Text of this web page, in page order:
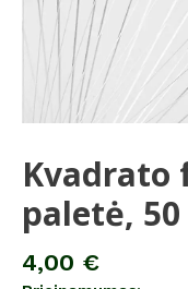
Kvadrato
paletė,
4,00 €